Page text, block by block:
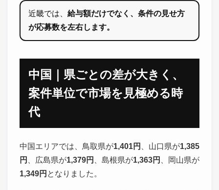
近畿では、 給与額だけでなく、条件の見せ方
が応募数を左右します。
中国｜県ごとの差が大きく、
案件単位で市場を見極める時
代
中国エリアでは、鳥取県が1,401円 、山口県が1,385
円
、広島県が1,379円 、島根県が1,363円
、岡山県が
1,349円 となりました。